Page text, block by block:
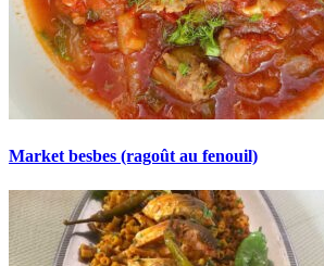
Market besbes (ragoût au fenouil)